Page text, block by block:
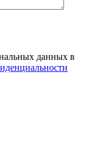
данных в